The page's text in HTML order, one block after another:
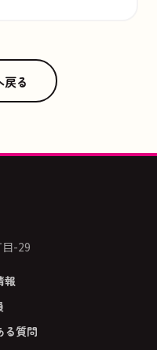
戻る
-29
報
る質問